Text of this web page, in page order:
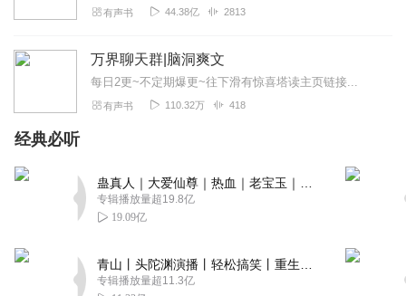
有声书 44.38亿 2813
万界聊天群|脑洞爽文
每日2更~不定期爆更~往下滑有惊喜塔读主页链接...
有声书 110.32万 418
经典必听
专辑播放量超19.8亿
19.09亿
专辑播放量超11.3亿